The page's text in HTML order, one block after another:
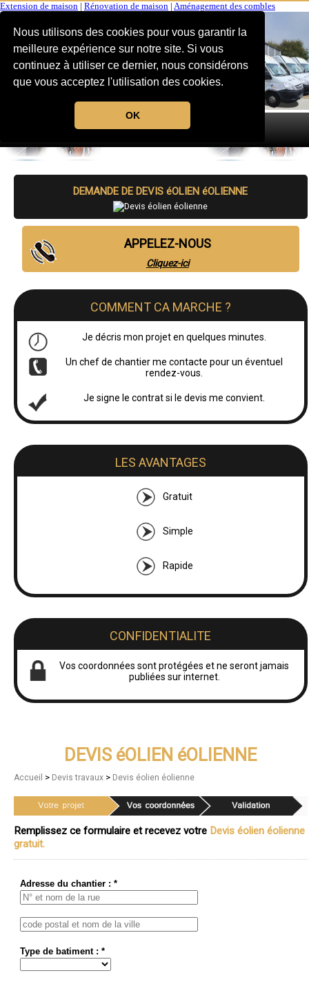
Nous utilisons des cookies pour vous garantir la
meilleure expérience sur notre site. Si vous
continuez à utiliser ce dernier, nous considérons
que vous acceptez l'utilisation des cookies.
OK
Extension de maison Rénovation de maison Aménagement des combles
MENU
DEMANDE DE DEVIS éOLIEN éOLIENNE
APPELEZ-NOUS
Cliquez-ici
COMMENT CA MARCHE ?
Je décris mon projet en quelques minutes.
Un chef de chantier me contacte pour un éventuel
rendez-vous.
Je signe le contrat si le devis me convient.
LES AVANTAGES
Gratuit
Simple
Rapide
CONFIDENTIALITE
Vos coordonnées sont protégées et ne seront jamais
publiées sur internet.
DEVIS éOLIEN éOLIENNE
Accueil > Devis travaux > Devis éolien éolienne
Remplissez ce formulaire et recevez votre Devis éolien éolienne
gratuit.
Adresse du chantier : *
Type de batiment : *